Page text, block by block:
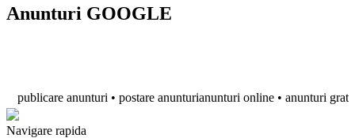
Anunturi GOOGLE
anunturi • postare anunturianunturi online • anunturi gratuite
Navigare rapida